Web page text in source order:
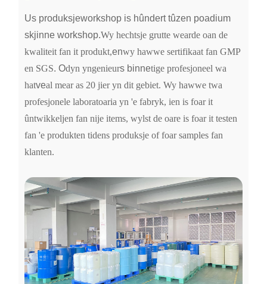
Us produksjeworkshop is hûndert tûzen poadium
skjinne workshop.Wy hechtsje grutte wearde oan de
kwaliteit fan it produkt,enwy hawwe sertifikaat fan GMP
en SGS. Odyn yngenieurs binnetige profesjoneel wa
hatveal mear as 20 jier yn dit gebiet. Wy hawwe twa
profesjonele laboratoaria yn 'e fabryk, ien is foar it
ûntwikkeljen fan nije items, wylst de oare is foar it testen
fan 'e produkten tidens produksje of foar samples fan
klanten.